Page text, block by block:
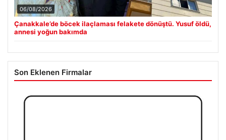
06/08/2026
Çanakkale’de böcek ilaçlaması felakete dönüştü. Yusuf öldü,
annesi yoğun bakımda
Son Eklenen Firmalar